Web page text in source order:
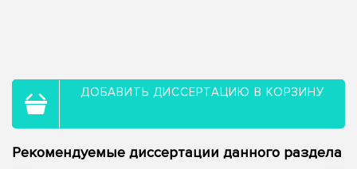
ДОБАВИТЬ ДИССЕРТАЦИЮ В КОРЗИНУ
Рекомендуемые диссертации данного раздела